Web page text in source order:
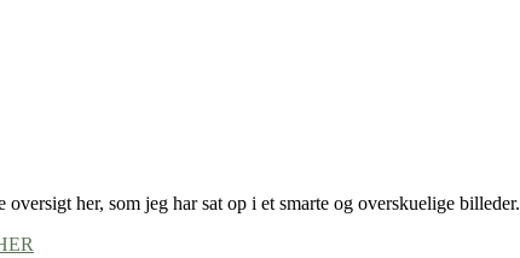
her, som jeg har sat op i et smarte og overskuelige billeder.